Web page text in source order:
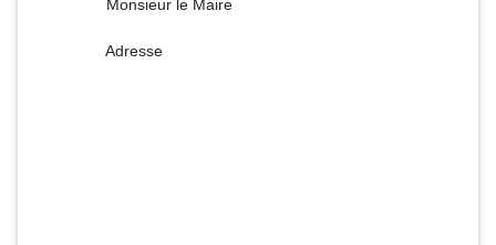
Monsieur le Maire
Adresse